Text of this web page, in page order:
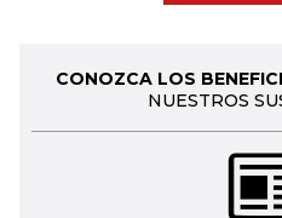
CONOZCA LOS
NUESTROS